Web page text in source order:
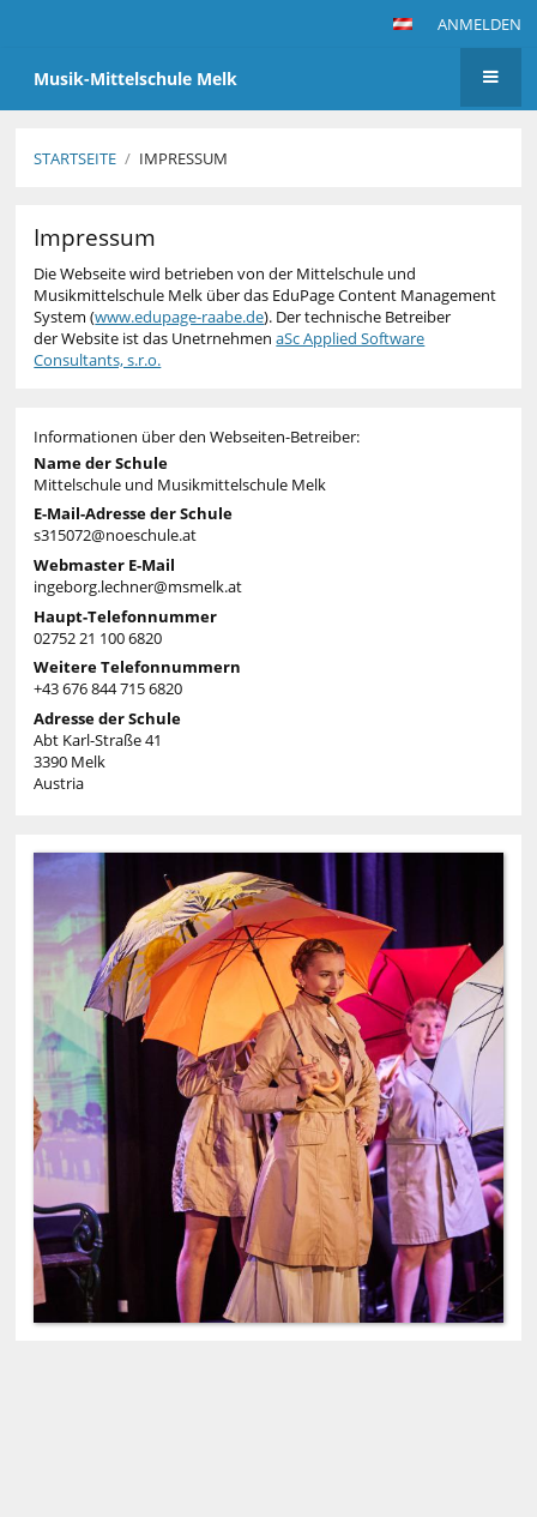
ANMELDEN
Musik-Mittelschule Melk
STARTSEITE / IMPRESSUM
Impressum
Die Webseite wird betrieben von der Mittelschule und
Musikmittelschule Melk über das EduPage Content Management
System (www.edupage-raabe.de). Der technische Betreiber
der Website ist das UnetrnehmenaSc Applied Software
Consultants, s.r.o.
Informationen über den Webseiten-Betreiber:
Name der Schule
Mittelschule und Musikmittelschule Melk
E-Mail-Adresse der Schule
s315072@noeschule.at
Webmaster E-Mail
ingeborg.lechner@msmelk.at
Haupt-Telefonnummer
02752 21 100 6820
Weitere Telefonnummern
+43 676 844 715 6820
Adresse der Schule
Abt Karl-Straße 41
3390 Melk
Austria